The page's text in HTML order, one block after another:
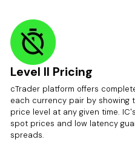
Level II Pricing
cTrader platform offers
each currency pair by showing
price level at any given time.
spot prices and low latency
spreads.